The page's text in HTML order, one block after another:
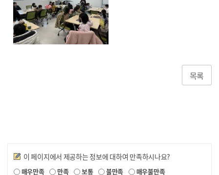
목록
만족도조사
이 페이지에서 제공하는 정보에 대하여 만족하시나요?
매우만족 만족 보통 불만족 매우불만족